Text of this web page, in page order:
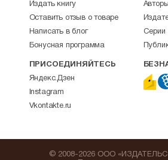
Издать книгу
Оставить отзыв о товаре
Написать в блог
Бонусная программа
Авторы
Серии
ПРИСОЕДИНЯЙТЕСЬ
Яндекс.Дзен
Instagram
Vkontakte.ru
© 2008-2026 ООО